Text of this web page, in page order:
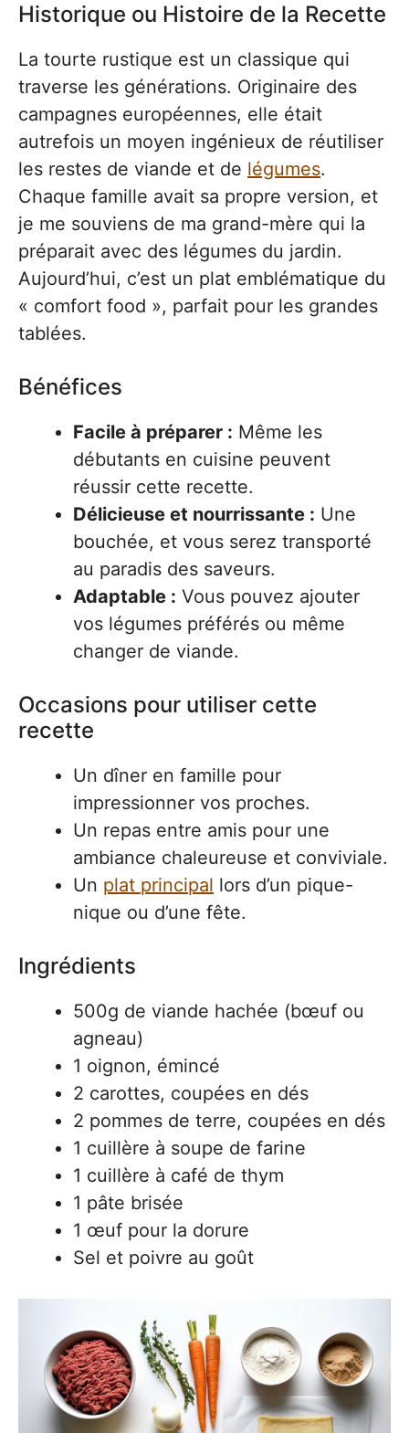
Historique ou Histoire de la Recette
La tourte rustique est un classique qui
traverse les générations. Originaire des
campagnes européennes, elle était
autrefois un moyen ingénieux de réutiliser
les restes de viande et de légumes.
Chaque famille avait sa propre version, et
je me souviens de ma grand-mère qui la
préparait avec des légumes du jardin.
Aujourd’hui, c’est un plat emblématique du
« comfort food », parfait pour les grandes
tablées.
Bénéfices
Facile à préparer : Même les
débutants en cuisine peuvent
réussir cette recette.
Délicieuse et nourrissante : Une
bouchée, et vous serez transporté
au paradis des saveurs.
Adaptable : Vous pouvez ajouter
vos légumes préférés ou même
changer de viande.
Occasions pour utiliser cette
recette
Un dîner en famille pour
impressionner vos proches.
Un repas entre amis pour une
ambiance chaleureuse et conviviale.
Un plat principal lors d’un pique-
nique ou d’une fête.
Ingrédients
500g de viande hachée (bœuf ou
agneau)
1 oignon, émincé
2 carottes, coupées en dés
2 pommes de terre, coupées en dés
1 cuillère à soupe de farine
1 cuillère à café de thym
1 pâte brisée
1 œuf pour la dorure
Sel et poivre au goût